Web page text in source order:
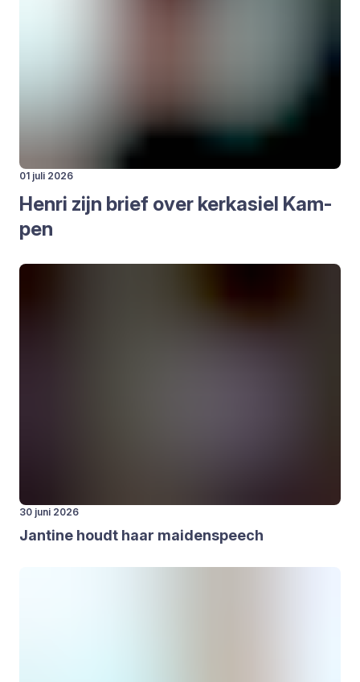
01 juli 2026
Hen­ri zijn brief over kerk­asiel Kam­
pen
30 juni 2026
Jan­ti­ne houdt haar mai­den­speech